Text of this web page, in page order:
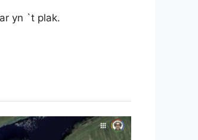
yn `t plak.